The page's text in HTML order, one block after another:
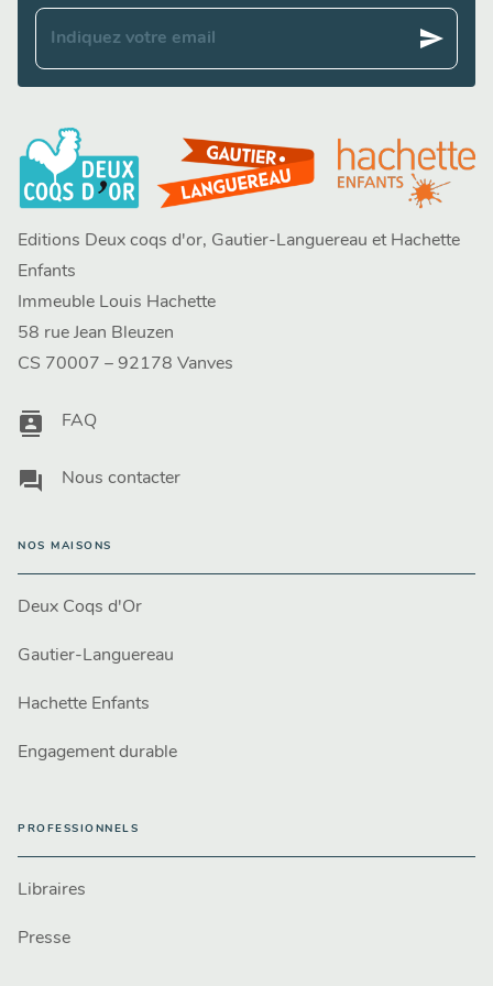
Indiquez votre email send
Editions Deux coqs d'or, Gautier-Languereau et Hachette
Enfants
Immeuble Louis Hachette
58 rue Jean Bleuzen
CS 70007 – 92178 Vanves
contacts FAQ
question_answer Nous contacter
NOS MAISONS
Deux Coqs d'Or
Gautier-Languereau
Hachette Enfants
Engagement durable
PROFESSIONNELS
Libraires
Presse